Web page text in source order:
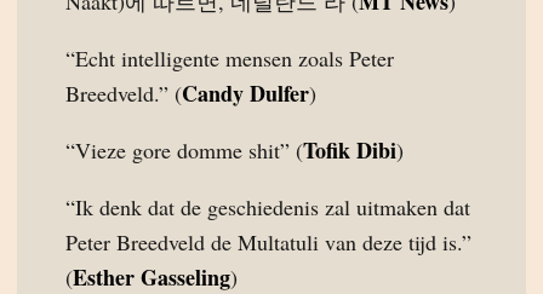
“Echt intelligente mensen zoals Peter
Breedveld.” (Candy Dulfer)
“Vieze gore domme shit” (Tofik Dibi)
“Ik denk dat de geschiedenis zal uitmaken dat
Peter Breedveld de Multatuli van deze tijd is.”
(Esther Gasseling)